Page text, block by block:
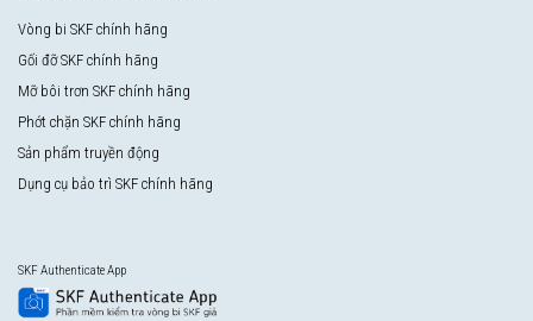
Vòng bi SKF chính hãng
Gối đỡ SKF chính hãng
Mỡ bôi trơn SKF chính hãng
Phớt chặn SKF chính hãng
Sản phẩm truyền động
Dụng cụ bảo trì SKF chính hãng
SKF Authenticate App